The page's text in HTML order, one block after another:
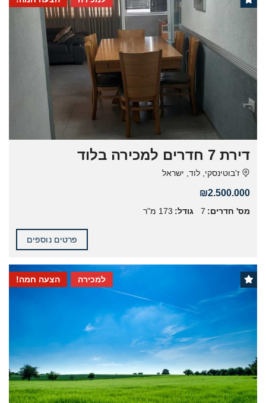
דירת 7 חדרים למכירה בלוד
ז'בוטינסקי, לוד, ישראל
₪2.500.000
מס' חדרים: 7 גודל: 173 מ"ר
פרטים נוספים
הצעה חמה! למכירה